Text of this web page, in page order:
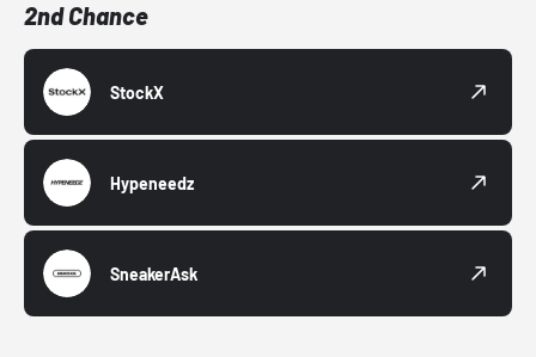
2nd Chance
StockX
Hypeneedz
SneakerAsk